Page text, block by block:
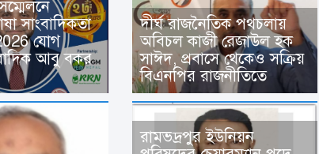
সাংবাদিকতা
যোগ
আবু বকর
দীর্ঘ রাজনৈতিক পথচলায়
অবিচল কাজী রেজাউল হক
সাঈদ, প্রবাসে থেকেও সক্রিয়
বিএনপির রাজনীতিতে
রামভদ্রপুর ইউনিয়ন